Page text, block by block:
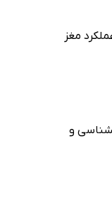
مغز
و